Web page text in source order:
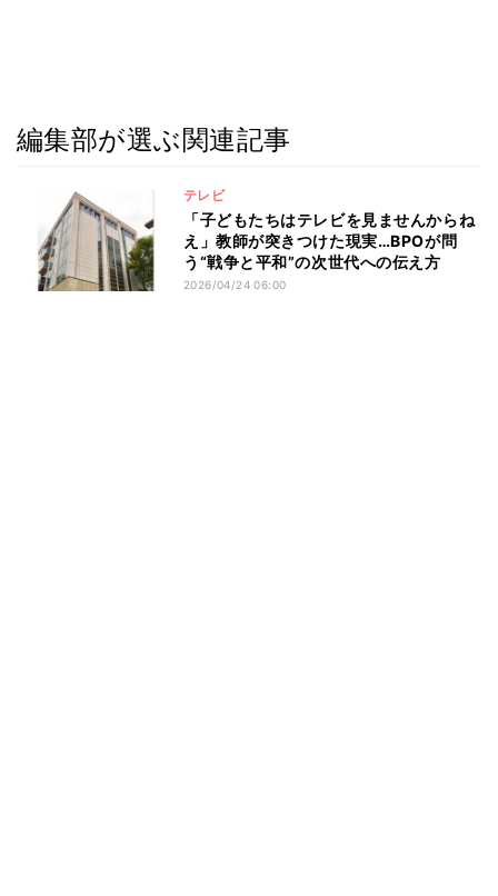
編集部が選ぶ関連記事
テレビ
「子どもたちはテレビを見ませんからね
え」教師が突きつけた現実…BPOが問
う“戦争と平和”の次世代への伝え方
2026/04/24 06:00